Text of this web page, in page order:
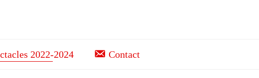
2022-2024 Contact